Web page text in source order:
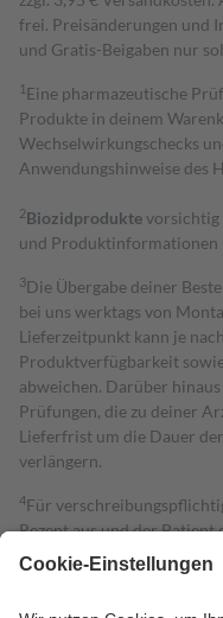
frei. Preisänderungen und
und Gratis-Beigaben nur
1 Eine pharmazeutische
Produkte in deinem
Wechselwirkungschecks
Anwendungshinweise des
2Biozidproduktevorsichtig
und Produktinformationen
3Die Übergabe deiner
bei uns werktags von
Lieferzeitpunkt kann je
Produktverfügbarkeit
abweichen. Darüber
Prüfungen, die zu deiner
Lieferfrist um die Dauer
verlängern.
4Für
Rezept aus und der
gesetzliche
Kosten dafür, der